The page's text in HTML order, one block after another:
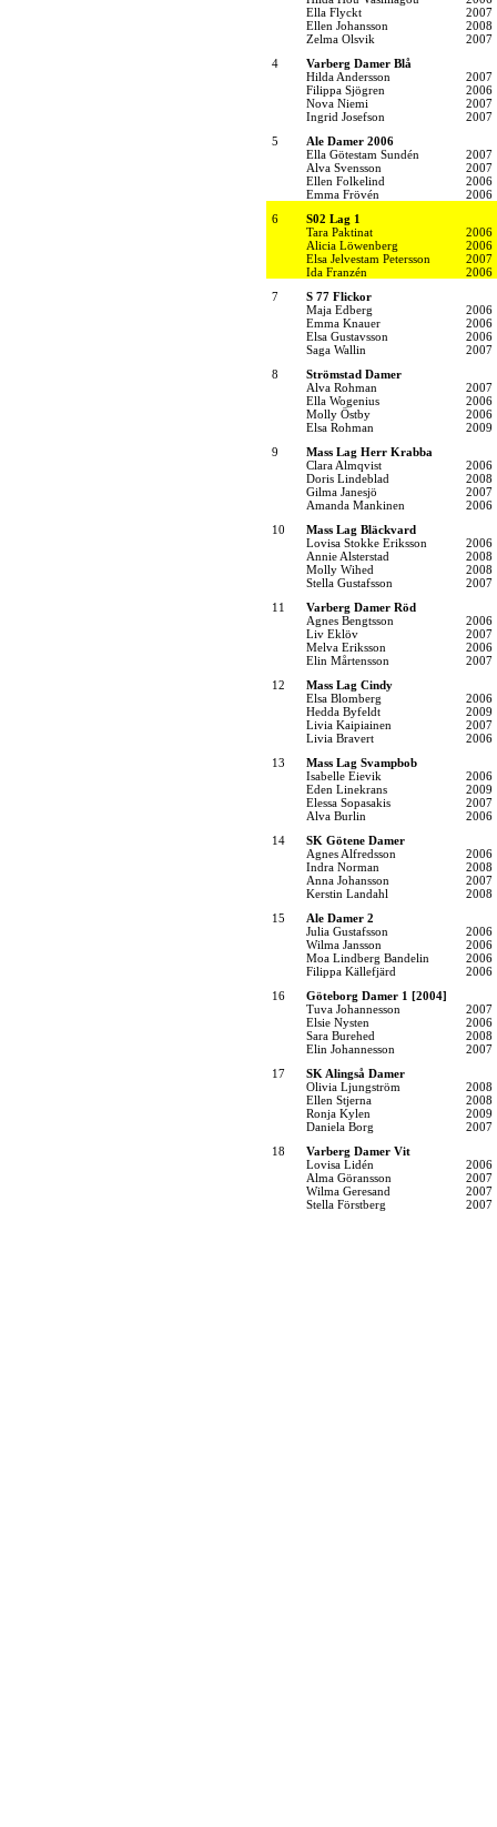
Ella Flyckt
2007
Ellen Johansson
2008
Zelma Olsvik
2007
4
Varberg Damer Blå
Hilda Andersson
2007
Filippa Sjögren
2006
Nova Niemi
2007
Ingrid Josefson
2007
5
Ale Damer 2006
Ella Götestam Sundén
2007
Alva Svensson
2007
Ellen Folkelind
2006
Emma Frövén
2006
6
S02 Lag 1
Tara Paktinat
2006
Alicia Löwenberg
2006
Elsa Jelvestam Petersson
2007
Ida Franzén
2006
7
S 77 Flickor
Maja Edberg
2006
Emma Knauer
2006
Elsa Gustavsson
2006
Saga Wallin
2007
8
Strömstad Damer
Alva Rohman
2007
Ella Wogenius
2006
Molly Östby
2006
Elsa Rohman
2009
9
Mass Lag Herr Krabba
Clara Almqvist
2006
Doris Lindeblad
2008
Gilma Janesjö
2007
Amanda Mankinen
2006
10
Mass Lag Bläckvard
Lovisa Stokke Eriksson
2006
Annie Alsterstad
2008
Molly Wihed
2008
Stella Gustafsson
2007
11
Varberg Damer Röd
Agnes Bengtsson
2006
Liv Eklöv
2007
Melva Eriksson
2006
Elin Mårtensson
2007
12
Mass Lag Cindy
Elsa Blomberg
2006
Hedda Byfeldt
2009
Livia Kaipiainen
2007
Livia Bravert
2006
13
Mass Lag Svampbob
Isabelle Eievik
2006
Eden Linekrans
2009
Elessa Sopasakis
2007
Alva Burlin
2006
14
SK Götene Damer
Agnes Alfredsson
2006
Indra Norman
2008
Anna Johansson
2007
Kerstin Landahl
2008
15
Ale Damer 2
Julia Gustafsson
2006
Wilma Jansson
2006
Moa Lindberg Bandelin
2006
Filippa Källefjärd
2006
16
Göteborg Damer 1 [2004]
Tuva Johannesson
2007
Elsie Nysten
2006
Sara Burehed
2008
Elin Johannesson
2007
17
SK Alingså Damer
Olivia Ljungström
2008
Ellen Stjerna
2008
Ronja Kylen
2009
Daniela Borg
2007
18
Varberg Damer Vit
Lovisa Lidén
2006
Alma Göransson
2007
Wilma Geresand
2007
Stella Förstberg
2007